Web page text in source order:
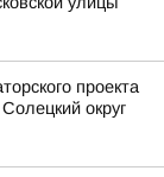
проекта
округ